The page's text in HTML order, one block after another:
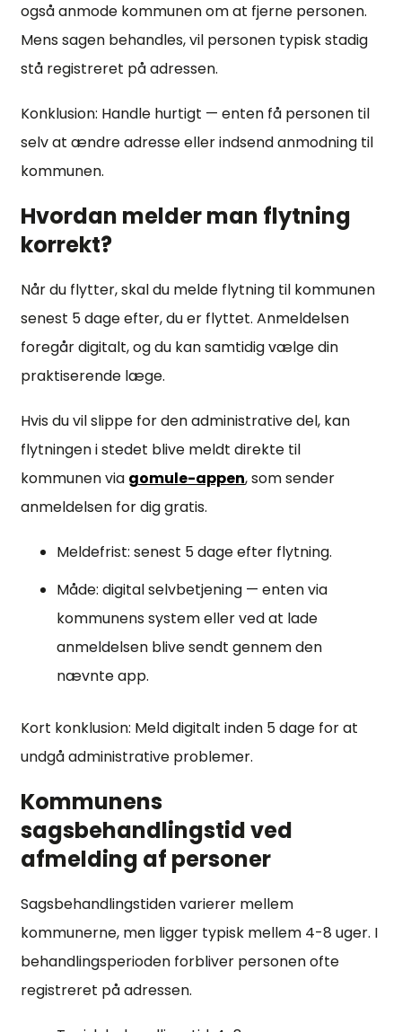
også anmode kommunen om at fjerne personen.
Mens sagen behandles, vil personen typisk stadig
stå registreret på adressen.
Konklusion: Handle hurtigt — enten få personen til
selv at ændre adresse eller indsend anmodning til
kommunen.
Hvordan melder man flytning
korrekt?
Når du flytter, skal du melde flytning til kommunen
senest 5 dage efter, du er flyttet. Anmeldelsen
foregår digitalt, og du kan samtidig vælge din
praktiserende læge.
Hvis du vil slippe for den administrative del, kan
flytningen i stedet blive meldt direkte til
kommunen via gomule-appen, som sender
anmeldelsen for dig gratis.
Meldefrist: senest 5 dage efter flytning.
Måde: digital selvbetjening — enten via
kommunens system eller ved at lade
anmeldelsen blive sendt gennem den
nævnte app.
Kort konklusion: Meld digitalt inden 5 dage for at
undgå administrative problemer.
Kommunens
sagsbehandlingstid ved
afmelding af personer
Sagsbehandlingstiden varierer mellem
kommunerne, men ligger typisk mellem 4-8 uger. I
behandlingsperioden forbliver personen ofte
registreret på adressen.